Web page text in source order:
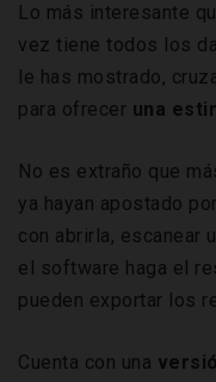
Lo más interesante
vez tiene todos los
le has mostrado,
para ofrecer una
No es extraño que
ya hayan apostado
con abrirla, escanear
el software haga el
pueden exportar los
Cuenta con una